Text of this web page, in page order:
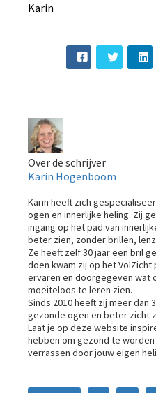
Karin
Over de schrijver
Karin Hogenboom
Karin heeft zich
ogen en innerlijke heling. Zij
ingang op het pad van
beter zien, zonder brillen,
Ze heeft zelf 30 jaar een bril
doen kwam zij op het
ervaren en doorgegeven wat
moeiteloos te leren zien.
Sinds 2010 heeft zij meer dan
gezonde ogen en beter zicht
Laat je op deze website
hebben om gezond te
verrassen door jouw eigen